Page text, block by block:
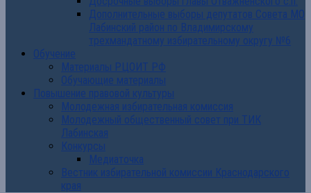
Дополнительные выборы депутатов Совета МО
Лабинский район по Владимирскому
трехмандатному избирательному округу №6
Обучение
Материалы РЦОИТ РФ
Обучающие материалы
Повышение правовой культуры
Молодежная избирательная комиссия
Молодежный общественный совет при ТИК
Лабинская
Конкурсы
Медиаточка
Вестник избирательной комиссии Краснодарского
края